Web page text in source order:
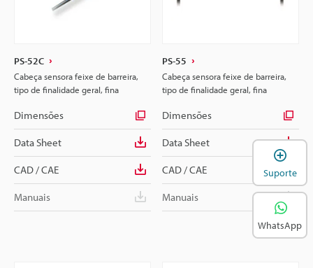
PS-52C
Cabeça sensora feixe de barreira,
tipo de finalidade geral, fina
Dimensões
Data Sheet
CAD / CAE
Manuais
PS-55
Cabeça sensora feixe de barreira,
tipo de finalidade geral, fina
Dimensões
Data Sheet
CAD / CAE
Manuais
Suporte
WhatsApp